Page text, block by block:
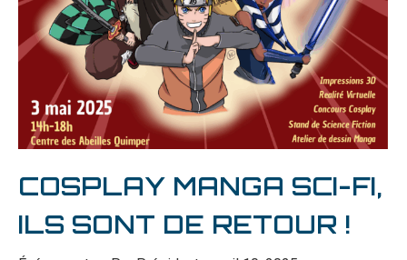
COSPLAY MANGA SCI-FI,
ILS SONT DE RETOUR !